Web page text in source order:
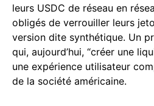
leurs USDC de réseau en
obligés de verrouiller leurs
version dite synthétique. Un
qui, aujourd’hui, “créer une
une expérience utilisateur
de la société américaine.